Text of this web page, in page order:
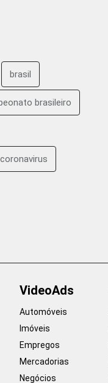
brasil
brasileiro
coronavirus
VideoAds
Automóveis
Imóveis
Empregos
Mercadorias
Negócios